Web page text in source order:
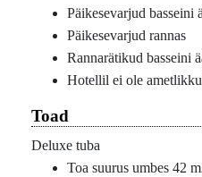
Päikesevarjud basseini
Päikesevarjud rannas
Rannarätikud basseini
Hotellil ei ole
Toad
Deluxe tuba
Toa suurus umbes 42